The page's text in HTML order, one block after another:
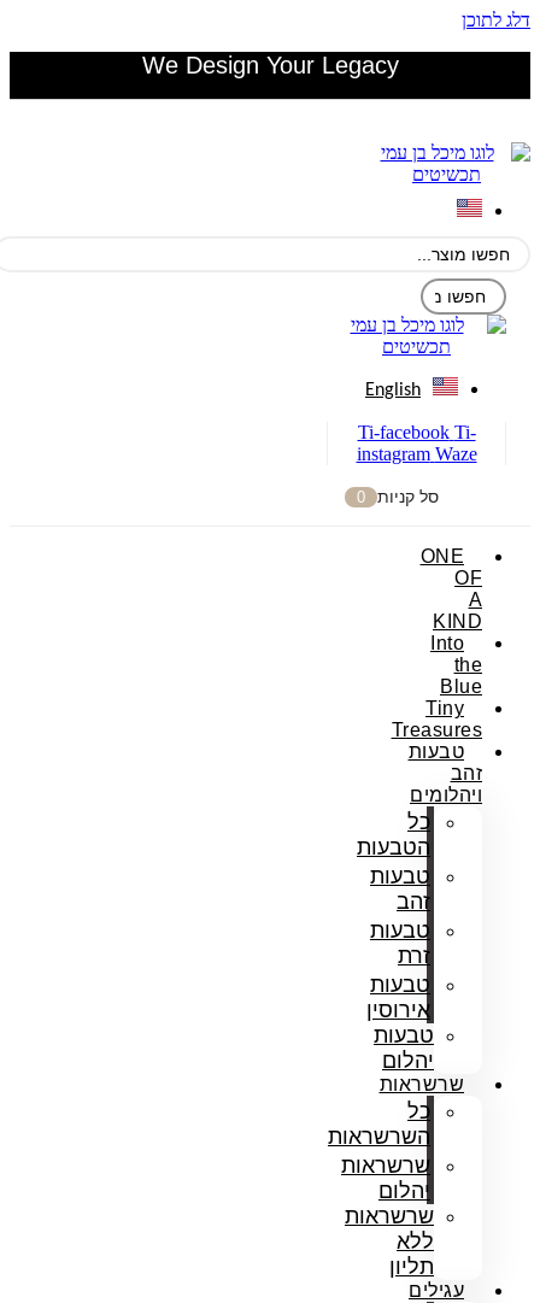
דלג לתוכן
We Design Your Legacy
English
Ti-facebook Ti-
instagram Waze
סל קניות 0
ONE
OF
A
KIND
Into
the
Blue
Tiny
Treasures
טבעות
זהב
ויהלומים
כל
הטבעות
טבעות
זהב
טבעות
זרת
טבעות
אירוסין
טבעות
יהלום
שרשראות
כל
השרשראות
שרשראות
יהלום
שרשראות
ללא
תליון
עגילים